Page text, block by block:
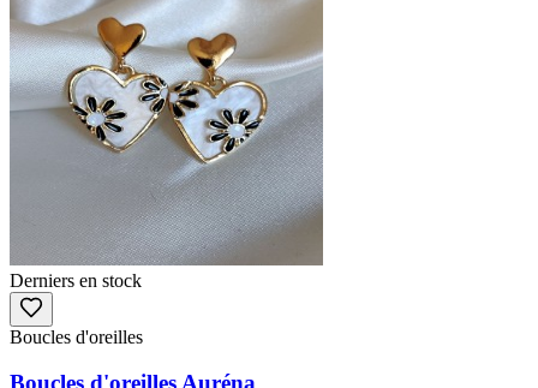
Derniers en stock
Boucles d'oreilles